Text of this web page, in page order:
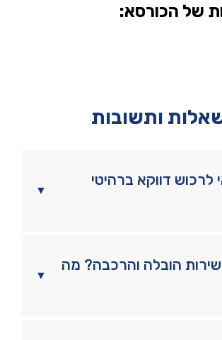
של הכורסא:
ותשובות
▼
לרכוש דווקא ברהיטי
▼
הובלה והרכבה? מה